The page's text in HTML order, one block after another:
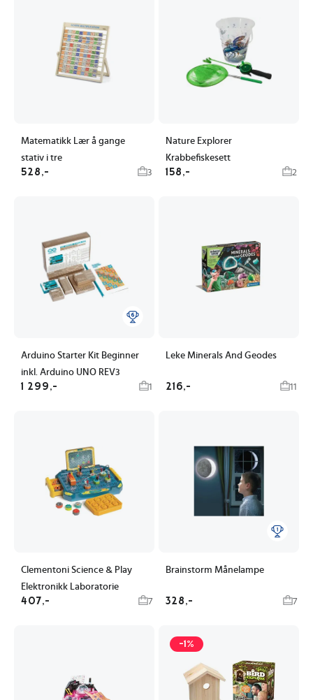
Matematikk Lær å gange
stativ i tre
528,- 3
Nature Explorer
Krabbefiskesett
158,- 2
Arduino Starter Kit Beginner
inkl. Arduino UNO REV3
1 299,- 1
Leke Minerals And Geodes
216,- 11
Clementoni Science & Play
Elektronikk Laboratorie
407,- 7
Brainstorm Månelampe
328,- 7
-1%